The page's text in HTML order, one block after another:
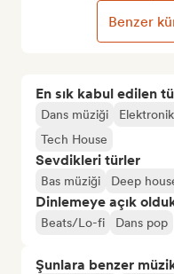
En sık kabul edilen
Dans müziği
Tech House
Sevdikleri türler
Bas müziği Deep
Dinlemeye açık
Beats/Lo-fi Dans pop
Şunlara benzer
Benzer